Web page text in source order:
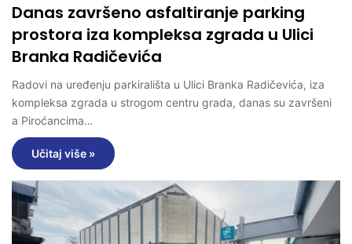
Danas završeno asfaltiranje parking
prostora iza kompleksa zgrada u Ulici
Branka Radičevića
Radovi na uređenju parkirališta u Ulici Branka Radičevića, iza
kompleksa zgrada u strogom centru grada, danas su završeni
a Piroćancima…
Učitaj više »